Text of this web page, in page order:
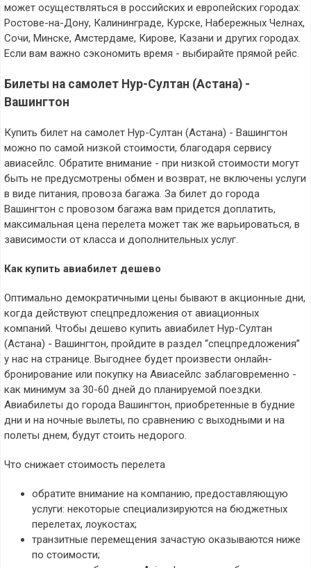
может осуществляться в российских и европейских городах:
Ростове-на-Дону, Калининграде, Курске, Набережных Челнах,
Сочи, Минске, Амстердаме, Кирове, Казани и других городах.
Если вам важно сэкономить время - выбирайте прямой рейс.
Билеты на самолет Нур-Султан (Астана) -
Вашингтон
Купить билет на самолет Нур-Султан (Астана) - Вашингтон
можно по самой низкой стоимости, благодаря сервису
авиасейлс. Обратите внимание - при низкой стоимости могут
быть не предусмотрены обмен и возврат, не включены услуги
в виде питания, провоза багажа. За билет до города
Вашингтон с провозом багажа вам придется доплатить,
максимальная цена перелета может так же варьироваться, в
зависимости от класса и дополнительных услуг.
Как купить авиабилет дешево
Оптимально демократичными цены бывают в акционные дни,
когда действуют спецпредложения от авиационных
компаний. Чтобы дешево купить авиабилет Нур-Султан
(Астана) - Вашингтон, пройдите в раздел “спецпредложения”
у нас на странице. Выгоднее будет произвести онлайн-
бронирование или покупку на Авиасейлс заблаговременно -
как минимум за 30-60 дней до планируемой поездки.
Авиабилеты до города Вашингтон, приобретенные в будние
дни и на ночные вылеты, по сравнению с выходными и на
полеты днем, будут стоить недорого.
Что снижает стоимость перелета
обратите внимание на компанию, предоставляющую
услуги: некоторые специализируются на бюджетных
перелетах, лоукостах;
транзитные перемещения зачастую оказываются ниже
по стоимости;